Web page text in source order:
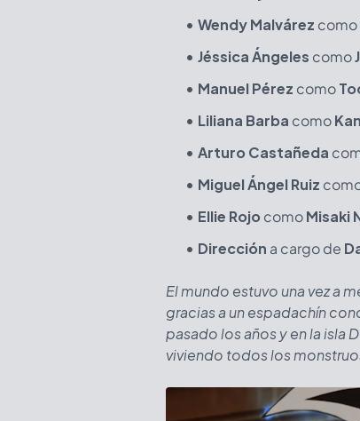
Wendy Malvárez como
Jéssica Ángeles como
Manuel Pérez como
Liliana Barba como
Arturo Castañeda
Miguel Ángel Ruiz
Ellie Rojo comoMisaki
Dirección a cargo de
El mundo estuvo una vez a
gracias a un espadachín
pasado los años y en la isla
viviendo todos los